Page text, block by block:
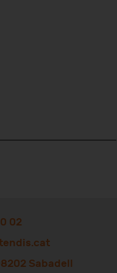
02
Sabadell